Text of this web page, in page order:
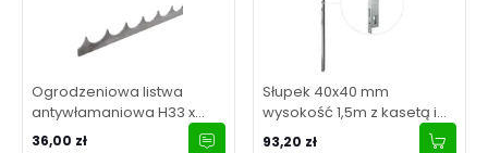
Ogrodzeniowa listwa
antywłamaniowa H33 x
L2000 x 3 mm
36,00 zł
Słupek 40x40 mm
wysokość 1,5m z kasetą i
zamkiem 90/20
93,20 zł